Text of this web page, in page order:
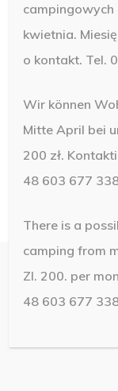
campingowych
kwietnia.
o kontakt. Tel.
Wir können
Mitte April bei
200 zł.
48 603 677
There is a
camping from
Zl. 200. per
48 603 677